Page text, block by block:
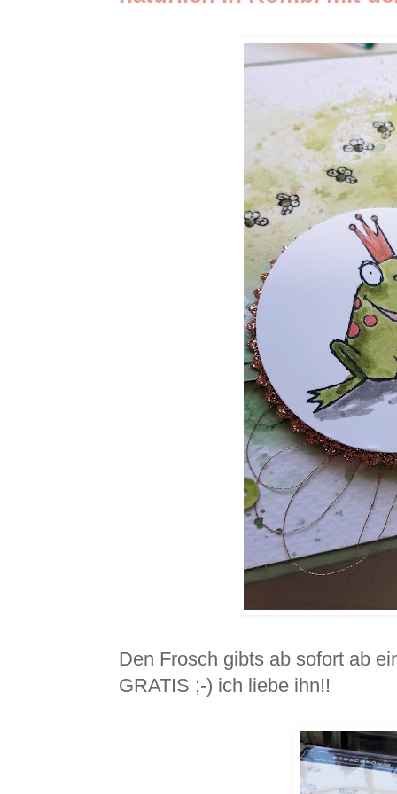
Den Frosch gibts ab sofort ab
GRATIS ;-) ich liebe ihn!!